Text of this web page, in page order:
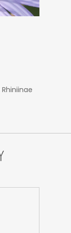
Rhiniinae